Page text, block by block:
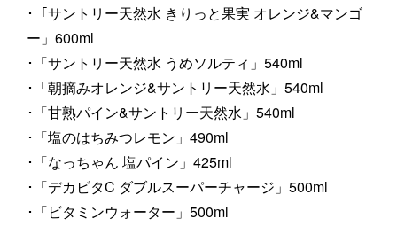
･「サントリー天然水 きりっと果実 オレンジ&マンゴ
ー」600ml
･「サントリー天然水 うめソルティ」540ml
･「朝摘みオレンジ&サントリー天然水」540ml
･「甘熟パイン&サントリー天然水」540ml
･「塩のはちみつレモン」490ml
･「なっちゃん 塩パイン」425ml
･「デカビタC ダブルスーパーチャージ」500ml
･「ビタミンウォーター」500ml